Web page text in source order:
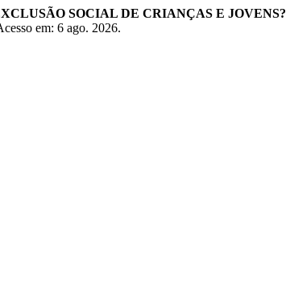
SOCIAL DE CRIANÇAS E JOVENS?
em: 6 ago. 2026.